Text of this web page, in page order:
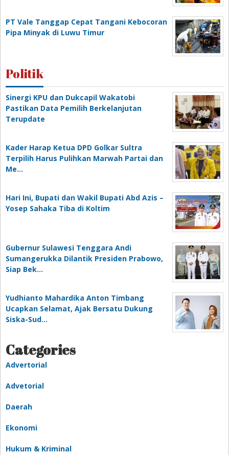
PT Vale Tanggap Cepat Tangani Kebocoran
Pipa Minyak di Luwu Timur
Politik
Sinergi KPU dan Dukcapil Wakatobi
Pastikan Data Pemilih Berkelanjutan
Terupdate
Kader Harap Ketua DPD Golkar Sultra
Terpilih Harus Pulihkan Marwah Partai dan
Me…
Hari Ini, Bupati dan Wakil Bupati Abd Azis –
Yosep Sahaka Tiba di Koltim
Gubernur Sulawesi Tenggara Andi
Sumangerukka Dilantik Presiden Prabowo,
Siap Bek…
Yudhianto Mahardika Anton Timbang
Ucapkan Selamat, Ajak Bersatu Dukung
Siska-Sud…
Categories
Advertorial
Advetorial
Daerah
Ekonomi
Hukum & Kriminal